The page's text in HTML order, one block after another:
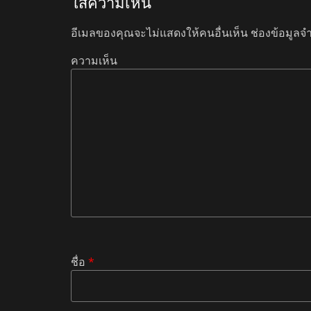
อีเมลของคุณจะไม่แสดงให้คนอื่นเห็น ช่องข้อมูลจ
ความเห็น
ชื่อ *